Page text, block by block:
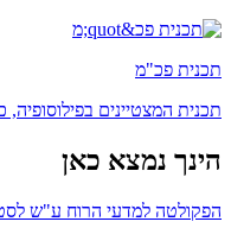
תכנית פכ"מ
תכנית המצטיינים
הינך נמצא כאן
הפקולטה למדעי הרוח ע"ש